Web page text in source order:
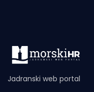
Jadranski web portal